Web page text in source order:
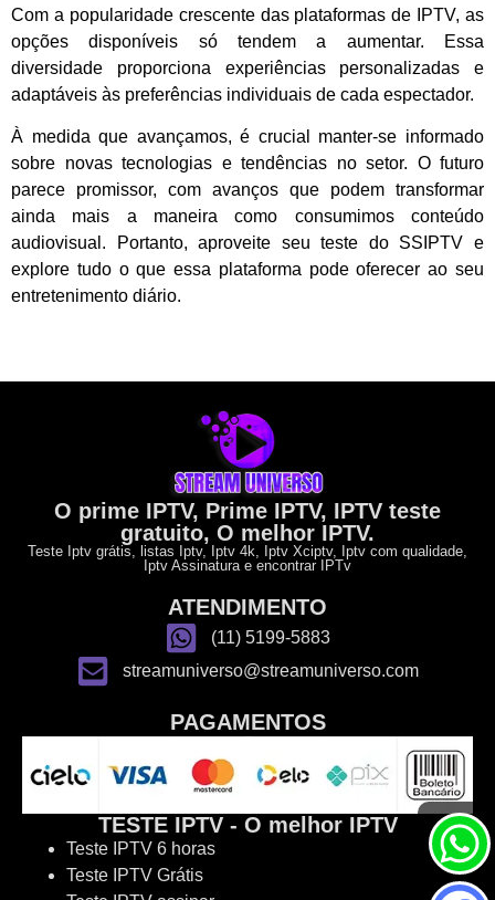
Com a popularidade crescente das plataformas de IPTV, as
opções disponíveis só tendem a aumentar. Essa
diversidade proporciona experiências personalizadas e
adaptáveis às preferências individuais de cada espectador.
À medida que avançamos, é crucial manter-se informado
sobre novas tecnologias e tendências no setor. O futuro
parece promissor, com avanços que podem transformar
ainda mais a maneira como consumimos conteúdo
audiovisual. Portanto, aproveite seu teste do SSIPTV e
explore tudo o que essa plataforma pode oferecer ao seu
entretenimento diário.
O prime IPTV, Prime IPTV, IPTV teste
gratuito, O melhor IPTV.
Teste Iptv grátis, listas Iptv, Iptv 4k, Iptv Xciptv, Iptv com qualidade,
Iptv Assinatura e encontrar IPTv
ATENDIMENTO
(11) 5199-5883
streamuniverso@streamuniverso.com
PAGAMENTOS
TESTE IPTV - O melhor IPTV
Teste IPTV 6 horas
Teste IPTV Grátis